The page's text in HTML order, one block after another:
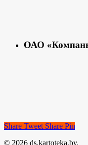
ОАО
Share Tweet Share Pin
© 2026 ds.kartoteka.by.